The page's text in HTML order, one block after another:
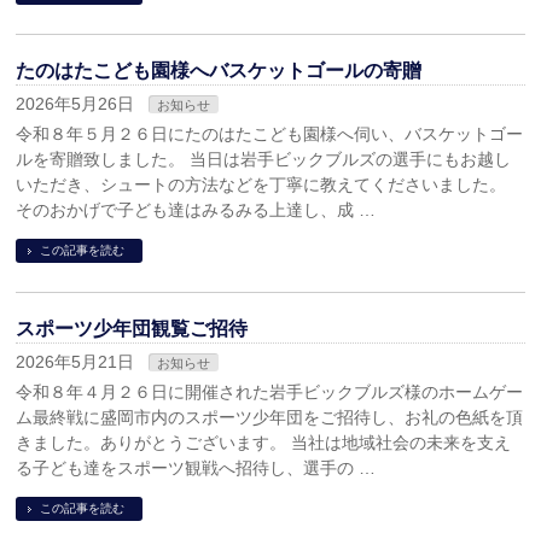
たのはたこども園様へバスケットゴールの寄贈
2026年5月26日 お知らせ
令和８年５月２６日にたのはたこども園様へ伺い、バスケットゴー
ルを寄贈致しました。 当日は岩手ビックブルズの選手にもお越し
いただき、シュートの方法などを丁寧に教えてくださいました。
そのおかげで子ども達はみるみる上達し、成 …
この記事を読む
スポーツ少年団観覧ご招待
2026年5月21日 お知らせ
令和８年４月２６日に開催された岩手ビックブルズ様のホームゲー
ム最終戦に盛岡市内のスポーツ少年団をご招待し、お礼の色紙を頂
きました。ありがとうございます。 当社は地域社会の未来を支え
る子ども達をスポーツ観戦へ招待し、選手の …
この記事を読む